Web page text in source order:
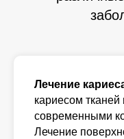
Лечение
кариесом
современными
Лечение